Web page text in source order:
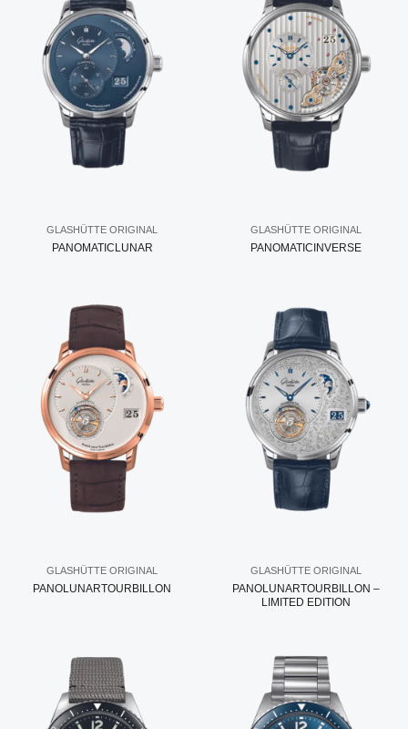
GLASHÜTTE ORIGINAL
PANOMATICLUNAR
GLASHÜTTE ORIGINAL
PANOMATICINVERSE
GLASHÜTTE ORIGINAL
PANOLUNARTOURBILLON
GLASHÜTTE ORIGINAL
PANOLUNARTOURBILLON –
LIMITED EDITION